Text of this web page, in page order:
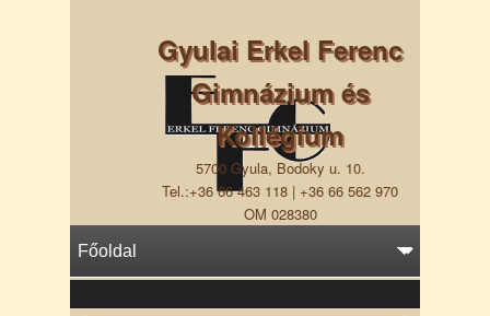
Gyulai Erkel Ferenc
Gimnázium és
Kollégium
5700 Gyula, Bodoky u. 10.
Tel.:+36 66 463 118 | +36 66 562 970
OM 028380